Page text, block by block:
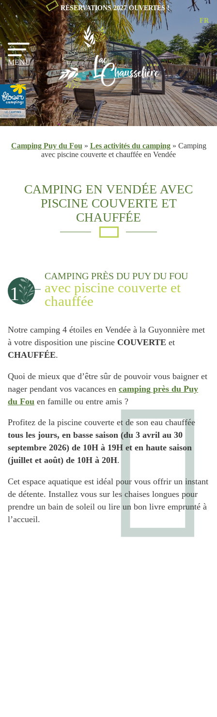
RÉSERVATIONS 2027 OUVERTES !
NL
EN
FR
MENU
Camping Puy du Fou » Les activités du camping» Camping
avec piscine couverte et chauffée en Vendée
CAMPING EN VENDÉE AVEC
PISCINE COUVERTE ET
CHAUFFÉE
1
CAMPING PRÈS DU PUY DU FOU
avec piscine couverte et
chauffée
Notre camping 4 étoiles en Vendée à la Guyonnière met
à votre disposition une piscine COUVERTE et
CHAUFFÉE.
Quoi de mieux que d’être sûr de pouvoir vous baigner et
nager pendant vos vacances en camping près du Puy
du Fou en famille ou entre amis ?
Profitez de la piscine couverte et de son eau chauffée
tous les jours, en basse saison (du 3 avril au 30
septembre 2026) de 10H à 19H et en haute saison
(juillet et août) de 10H à 20H.
Cet espace aquatique est idéal pour vous offrir un instant
de détente. Installez vous sur les chaises longues pour
prendre un bain de soleil ou lire un bon livre emprunté à
l’accueil.